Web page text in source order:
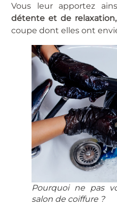
Vous leur apportez
détente et de relaxation,
coupe dont elles ont
Pourquoi ne pas
salon de coiffure ?